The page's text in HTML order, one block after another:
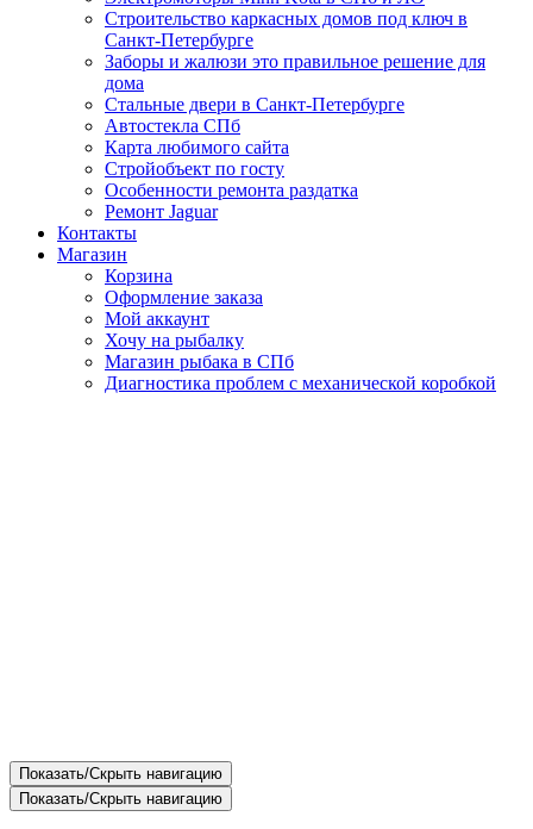
Строительство каркасных домов под ключ в
Санкт-Петербурге
Заборы и жалюзи это правильное решение для
дома
Стальные двери в Санкт-Петербурге
Автостекла СПб
Карта любимого сайта
Стройобъект по госту
Особенности ремонта раздатка
Ремонт Jaguar
Контакты
Магазин
Корзина
Оформление заказа
Мой аккаунт
Хочу на рыбалку
Магазин рыбака в СПб
Диагностика проблем с механической коробкой
Показать/Скрыть навигацию
Показать/Скрыть навигацию